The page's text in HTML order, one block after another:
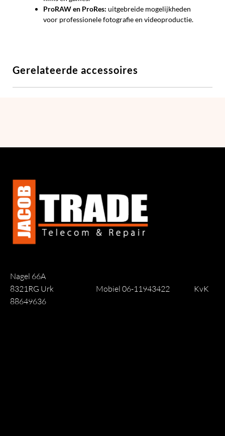
ProRAW en ProRes: uitgebreide mogelijkheden
voor professionele fotografie en videoproductie.
Gerelateerde accessoires
Nagel 66A
8321RG Urk Mobiel 06-11943422 KvK
88649636